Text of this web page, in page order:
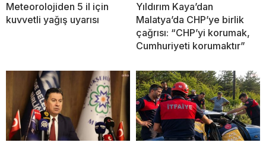
Meteorolojiden 5 il için
kuvvetli yağış uyarısı
Yıldırım Kaya’dan
Malatya’da CHP’ye birlik
çağrısı: “CHP’yi korumak,
Cumhuriyeti korumaktır”